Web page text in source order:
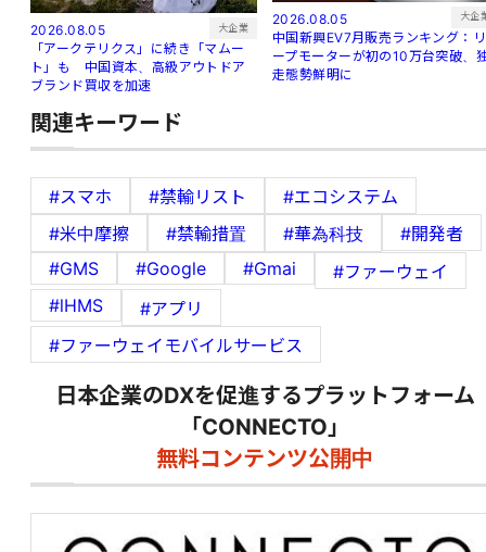
2026.08.05 大企業
「アークテリクス」に続き「マムー
ト」も 中国資本、高級アウトドア
ブランド買収を加速
2026.08.05 大企
中国新興EV7月販売ランキング：リ
ープモーターが初の10万台突破、
走態勢鮮明に
関連キーワード
#スマホ #禁輸リスト
#エコシステム
#米中摩擦
#禁輸措置 #華為科技
#開発者
#GMS
#Google #Gmai
#ファーウェイ
#lHMS
#アプリ
#ファーウェイモバイルサービス
日本企業のDXを促進するプラットフォーム
「CONNECTO」
無料コンテンツ公開中